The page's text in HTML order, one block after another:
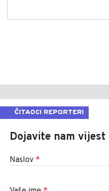
ČITAOCI REPORTERI
Dojavite nam vijest
Naslov *